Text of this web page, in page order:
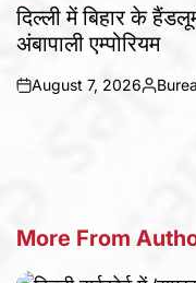
IN
दिल्ली में बिहार के
अंबापाली एम्पोरियम
on
August 7, 2026
Posted
More From